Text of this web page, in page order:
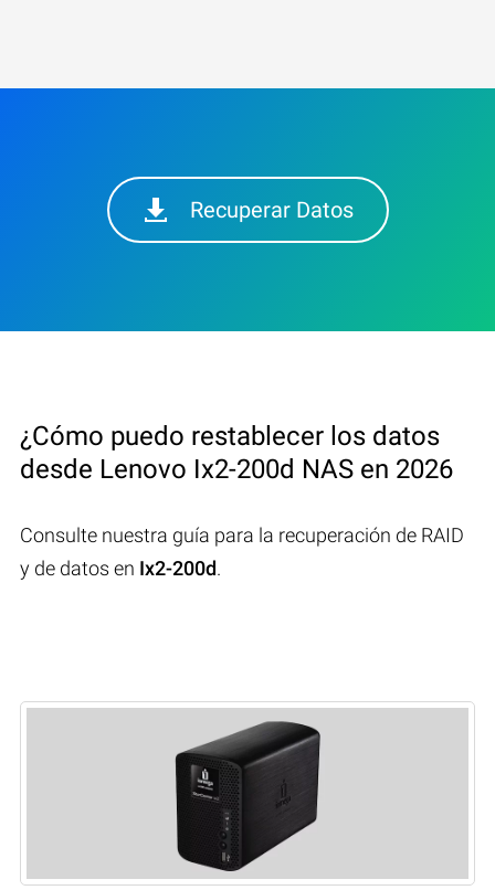
Recuperar Datos
¿Cómo puedo restablecer los datos
desde Lenovo Ix2-200d NAS en 2026
Consulte nuestra guía para la recuperación de RAID
y de datos en Ix2-200d.